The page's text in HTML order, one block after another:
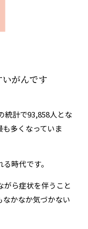
がんです
統計で93,858人とな
多くなっていま
時代です。
がら症状を伴うこと
かなか気づかない